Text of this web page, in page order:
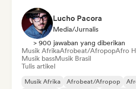
Lucho Pacora
Media/Jurnalis
> 900 jawaban yang diberikan
Musik AfrikaAfrobeat/AfropopAfro
Musik bassMusik Brasil
Tulis artikel
Musik Afrika Afrobeat/Afropop